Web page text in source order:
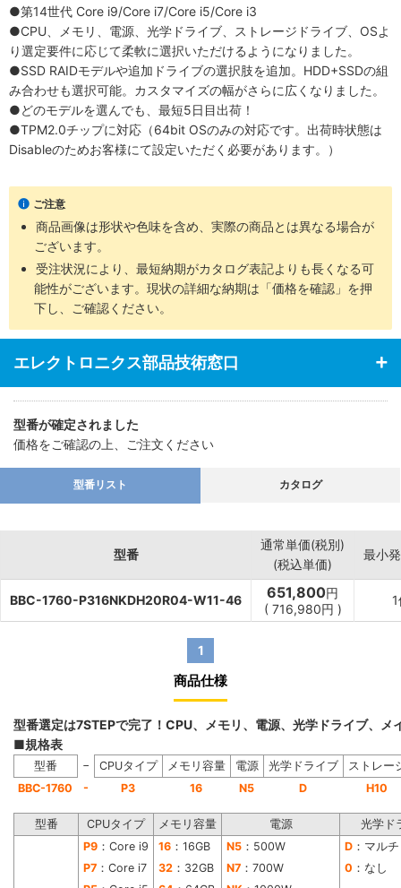
●第14世代 Core i9/Core i7/Core i5/Core i3
●CPU、メモリ、電源、光学ドライブ、ストレージドライブ、OSよ
り選定要件に応じて柔軟に選択いただけるようになりました。
●SSD RAIDモデルや追加ドライブの選択肢を追加。HDD+SSDの組
み合わせも選択可能。カスタマイズの幅がさらに広くなりました。
●どのモデルを選んでも、最短5日目出荷！
●TPM2.0チップに対応（64bit OSのみの対応です。出荷時状態は
Disableのためお客様にて設定いただく必要があります。）
ご注意
商品画像は形状や色味を含め、実際の商品とは異なる場合が
ございます。
受注状況により、最短納期がカタログ表記よりも長くなる可
能性がございます。現状の詳細な納期は「価格を確認」を押
下し、ご確認ください。
エレクトロニクス部品技術窓口
型番が確定されました
価格をご確認の上、ご注文ください
型番リスト カタログ
型番
通常単価(税別)
(税込単価)
最小
BBC-1760-P316NKDH20R04-W11-46 651,800円
( 716,980円 )
1
商品仕様
型番選定は7STEPで完了！CPU、メモリ、電源、光学ドライブ、
■規格表
型番 − CPUタイプ メモリ容量 電源 光学ドライブ
ストレー
BBC-1760
- P3 16 N5 D H10
型番 CPUタイプ メモリ容量 電源
光学ド
P9 ：Core i9 16 ：16GB N5 ：500W D ：マル
P7 ：Core i7 32 ：32GB N7 ：700W 0 ：なし